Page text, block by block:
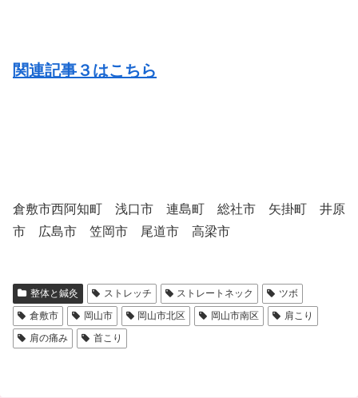
関連記事３はこちら
倉敷市西阿知町 浅口市 連島町 総社市 矢掛町 井原
市 広島市 笠岡市 尾道市 高梁市
整体と鍼灸 ストレッチ ストレートネック
ツボ
倉敷市
岡山市 岡山市北区 岡山市南区
肩こり
肩の痛み
首こり